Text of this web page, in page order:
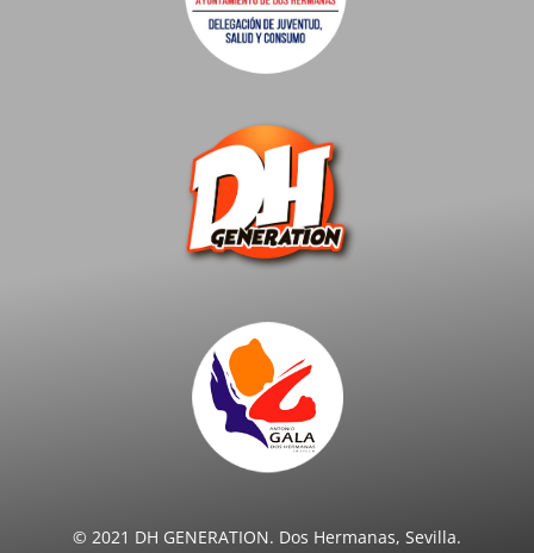
© 2021 DH GENERATION. Dos Hermanas, Sevilla.